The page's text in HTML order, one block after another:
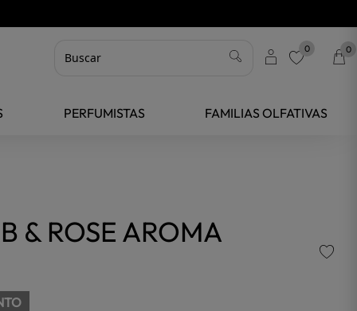
0 0
PERFUMISTAS FAMILIAS OLFATIVAS
& ROSE AROMA